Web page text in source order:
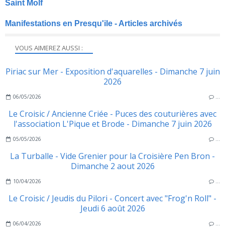
VOUS AIMEREZ AUSSI :
Piriac sur Mer - Exposition d'aquarelles - Dimanche 7 juin
2026
06/05/2026 …
Le Croisic / Ancienne Criée - Puces des couturières avec
l'association L'Pique et Brode - Dimanche 7 juin 2026
05/05/2026 …
La Turballe - Vide Grenier pour la Croisière Pen Bron -
Dimanche 2 aout 2026
10/04/2026 …
Le Croisic / Jeudis du Pilori - Concert avec "Frog'n Roll" -
Jeudi 6 août 2026
06/04/2026 …
Saint Molf
Manifestations en Presqu'ile - Articles archivés